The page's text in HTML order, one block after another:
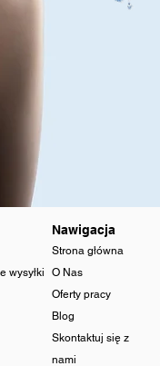
wysyłki
Nawigacja
Strona główna
O Nas
Oferty pracy
Blog
Skontaktuj się z
nami